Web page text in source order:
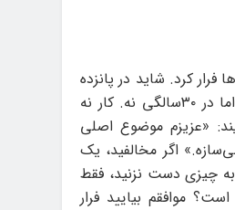
کرد. شاید در پانزده‌
سالگی در پاسخ «چی بلدی؟» یا «شغلت چیه؟» بپیچید به بازی؛ اما در ۳۰سالگی نه. کار نه
«عزیزم موضوع اصلی
اگر مخالفید، یک‌
مثلاً ۳۰ سالگی خودتان. به چیزی دست نزنید، فقط
موافقم بیایید فرار